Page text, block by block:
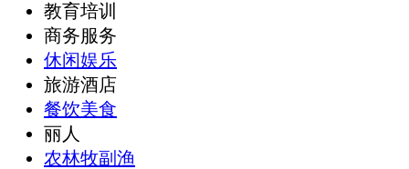
教育培训
商务服务
休闲娱乐
旅游酒店
餐饮美食
丽人
农林牧副渔